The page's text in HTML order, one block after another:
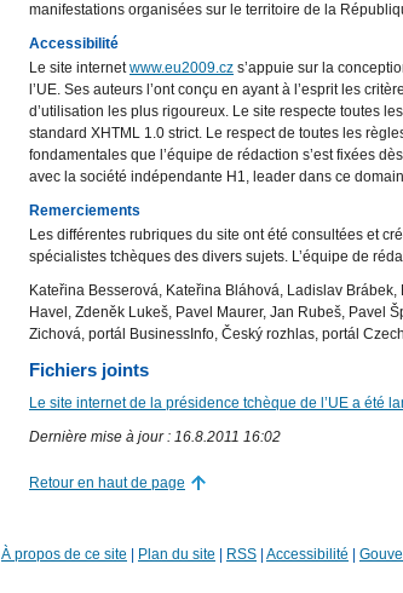
manifestations organisées sur le territoire de la
Accessibilité
Le site internetwww.eu2009.cz s’appuie sur la
l’UE. Ses auteurs l’ont conçu en ayant à l’esprit les
d’utilisation les plus rigoureux. Le site respecte toutes
standard XHTML 1.0 strict. Le respect de toutes les
fondamentales que l’équipe de rédaction s’est fixées
avec la société indépendante H1, leader dans ce
Remerciements
Les différentes rubriques du site ont été consultées et
spécialistes tchèques des divers sujets. L’équipe de
Kateřina Besserová, Kateřina Bláhová, Ladislav
Havel, Zdeněk Lukeš, Pavel Maurer, Jan Rubeš, Pavel
Zichová, portál BusinessInfo, Český rozhlas, portál
Fichiers joints
Le site internet de la présidence tchèque de l’UE a été
Dernière mise à jour : 16.8.2011 16:02
Retour en haut de page
À propos de ce site | Plan du site | RSS | Accessibilité |